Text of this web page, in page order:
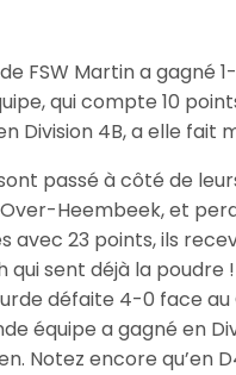
de FSW Martin a
qui compte 10
Division 4B, a elle fait
passé à côté de
Heembeek, et
avec 23 points, ils
sent déjà la poudre !
défaite 4-0 face au
équipe a gagné en
Notez encore qu’en